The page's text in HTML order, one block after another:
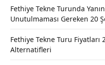
Fethiye Tekne Turunda
Unutulmaması Gereken 20
Fethiye Tekne Turu
Alternatifleri